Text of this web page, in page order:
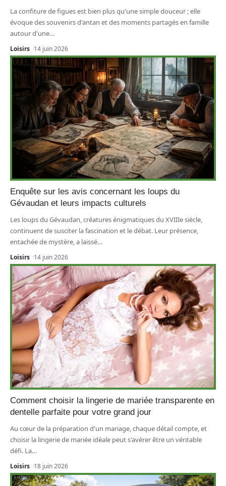
La confiture de figues est bien plus qu'une simple douceur ; elle
évoque des souvenirs d'antan et des moments partagés en famille
autour d'une…
Loisirs 14 juin 2026
Enquête sur les avis concernant les loups du
Gévaudan et leurs impacts culturels
Les loups du Gévaudan, créatures énigmatiques du XVIIIe siècle,
continuent de susciter la fascination et le débat. Leur présence,
entachée de mystère, a laissé…
Loisirs 14 juin 2026
Comment choisir la lingerie de mariée transparente en
dentelle parfaite pour votre grand jour
Au cœur de la préparation d'un mariage, chaque détail compte, et
choisir la lingerie de mariée idéale peut s'avérer être un véritable
défi. La…
Loisirs 18 juin 2026